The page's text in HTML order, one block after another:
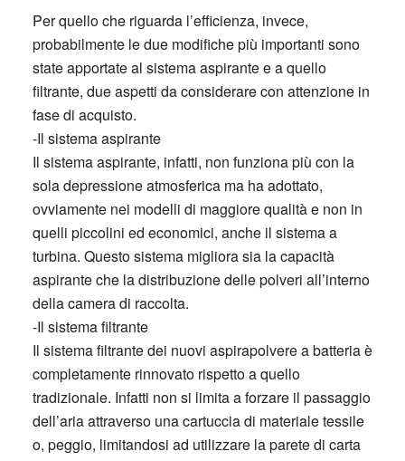
Per quello che riguarda l’efficienza, invece,
probabilmente le due modifiche più importanti sono
state apportate al sistema aspirante e a quello
filtrante, due aspetti da considerare con attenzione in
fase di acquisto.
-Il sistema aspirante
Il sistema aspirante, infatti, non funziona più con la
sola depressione atmosferica ma ha adottato,
ovviamente nei modelli di maggiore qualità e non in
quelli piccolini ed economici, anche il sistema a
turbina. Questo sistema migliora sia la capacità
aspirante che la distribuzione delle polveri all’interno
della camera di raccolta.
-Il sistema filtrante
Il sistema filtrante dei nuovi aspirapolvere a batteria è
completamente rinnovato rispetto a quello
tradizionale. Infatti non si limita a forzare il passaggio
dell’aria attraverso una cartuccia di materiale tessile
o, peggio, limitandosi ad utilizzare la parete di carta